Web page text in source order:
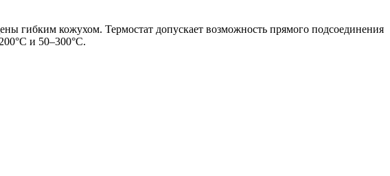
гибким кожухом. Термостат допускает возможность прямого подсоединения
и 50–300°C.